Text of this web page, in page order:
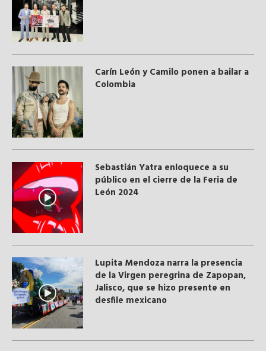
Carín León y Camilo ponen a bailar a
Colombia
Sebastián Yatra enloquece a su
público en el cierre de la Feria de
León 2024
Lupita Mendoza narra la presencia
de la Virgen peregrina de Zapopan,
Jalisco, que se hizo presente en
desfile mexicano